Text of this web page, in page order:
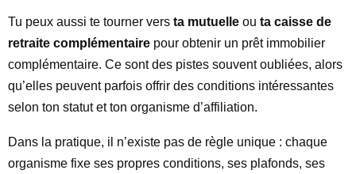
Tu peux aussi te tourner vers ta mutuelle ou ta caisse de
retraite complémentaire pour obtenir un prêt immobilier
complémentaire. Ce sont des pistes souvent oubliées, alors
qu’elles peuvent parfois offrir des conditions intéressantes
selon ton statut et ton organisme d’affiliation.
Dans la pratique, il n’existe pas de règle unique : chaque
organisme fixe ses propres conditions, ses plafonds, ses